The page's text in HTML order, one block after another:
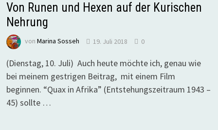
Von Runen und Hexen auf der Kurischen
Nehrung
von Marina Sosseh 19. Juli 2018 0
(Dienstag, 10. Juli) Auch heute möchte ich, genau wie
bei meinem gestrigen Beitrag, mit einem Film
beginnen. “Quax in Afrika” (Entstehungszeitraum 1943 –
45) sollte …